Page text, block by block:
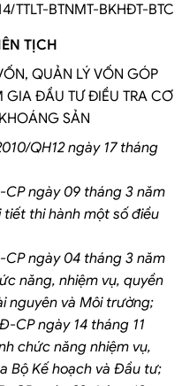
TTLT-BTNMT-BKHĐT-BTC
TỊCH
QUẢN LÝ VỐN GÓP
ĐẦU TƯ ĐIỀU TRA CƠ
SẢN
QH12 ngày 17 tháng
CP ngày 09 tháng 3 năm
tiết thi hành một số điều
CP ngày 04 tháng 3 năm
năng, nhiệm vụ, quyền
nguyên và Môi trường;
CP ngày 14 tháng 11
chức năng nhiệm vụ,
Bộ Kế hoạch và Đầu tư;